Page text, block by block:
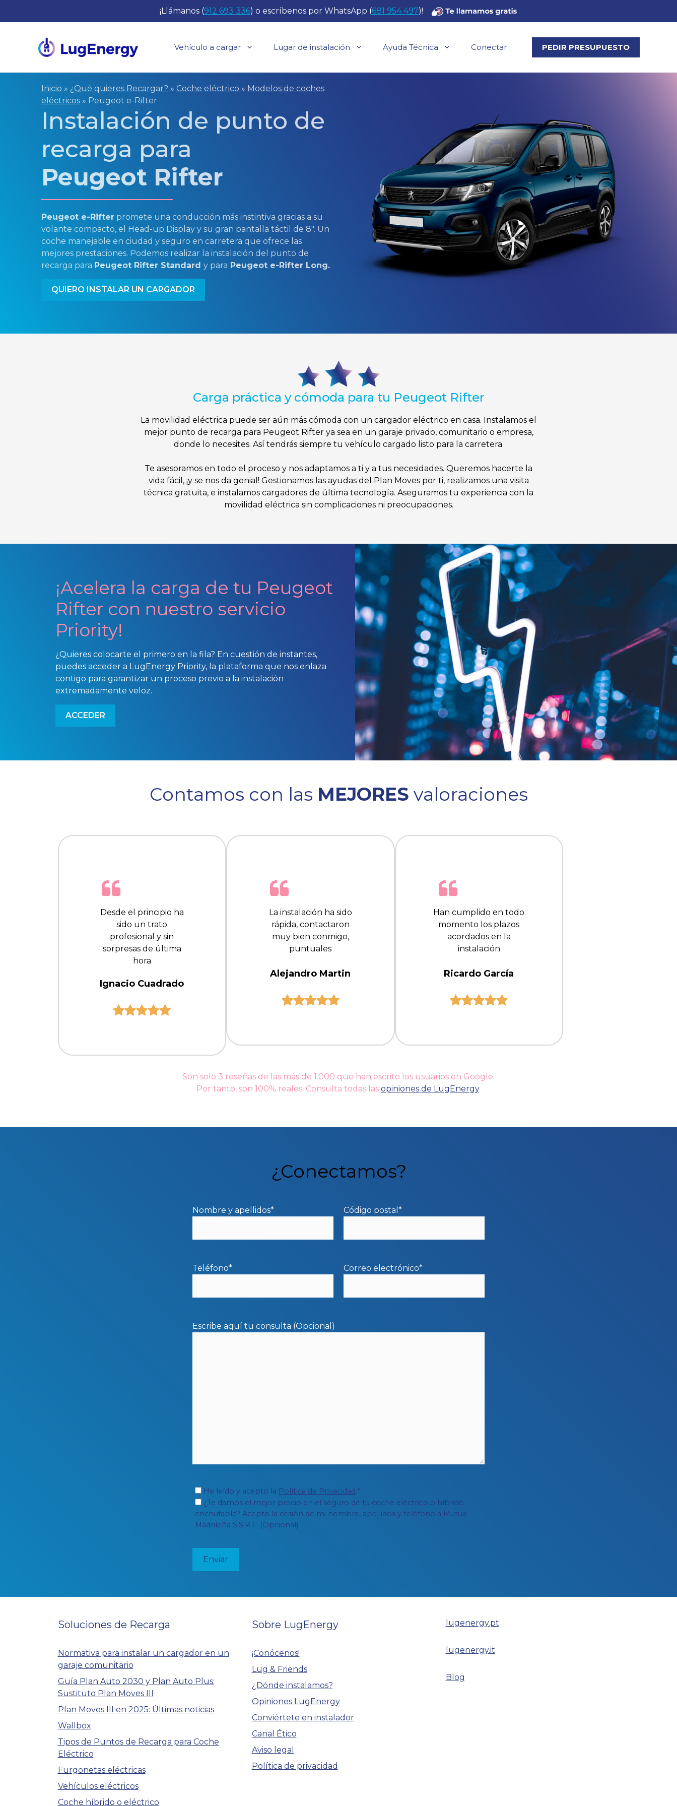
¡Llámanos (912 693 336) o escríbenos por WhatsApp (681 954 497)!
Vehículo a cargar Lugar de instalación Ayuda Técnica Conectar PEDIR PRESUPUESTO
Inicio » ¿Qué quieres Recargar? » Coche eléctrico » Modelos de coches
eléctricos » Peugeot e-Rifter
Instalación de punto de
recarga para
Peugeot Rifter
Peugeot e-Rifter promete una conducción más instintiva gracias a su
volante compacto, el Head-up Display y su gran pantalla táctil de 8″. Un
coche manejable en ciudad y seguro en carretera que ofrece las
mejores prestaciones. Podemos realizar la instalación del punto de
recarga para Peugeot Rifter Standard y para Peugeot e-Rifter Long.
QUIERO INSTALAR UN CARGADOR
Carga práctica y cómoda para tu Peugeot Rifter
La movilidad eléctrica puede ser aún más cómoda con un cargador eléctrico en casa. Instalamos el
mejor punto de recarga para Peugeot Rifter ya sea en un garaje privado, comunitario o empresa,
donde lo necesites. Así tendrás siempre tu vehículo cargado listo para la carretera.
Te asesoramos en todo el proceso y nos adaptamos a ti y a tus necesidades. Queremos hacerte la
vida fácil, ¡y se nos da genial! Gestionamos las ayudas del Plan Moves por ti, realizamos una visita
técnica gratuita, e instalamos cargadores de última tecnología. Aseguramos tu experiencia con la
movilidad eléctrica sin complicaciones ni preocupaciones.
¡Acelera la carga de tu Peugeot
Rifter con nuestro servicio
Priority!
¿Quieres colocarte el primero en la fila? En cuestión de instantes,
puedes acceder a LugEnergy Priority, la plataforma que nos enlaza
contigo para garantizar un proceso previo a la instalación
extremadamente veloz.
ACCEDER
Contamos con las MEJORES valoraciones
Desde el principio ha
sido un trato
profesional y sin
sorpresas de última
hora
Ignacio Cuadrado
La instalación ha sido
rápida, contactaron
muy bien conmigo,
puntuales
Alejandro Martin
Han cumplido en todo
momento los plazos
acordados en la
instalación
Ricardo García
Son solo 3 reseñas de las más de 1.000 que han escrito los usuarios en Google.
Por tanto, son 100% reales. Consulta todas las opiniones de LugEnergy.
¿Conectamos?
Nombre y apellidos* Código postal*
Teléfono* Correo electrónico*
Escribe aquí tu consulta (Opcional)
He leído y acepto la Política de Privacidad.*
¿Te damos el mejor precio en el seguro de tu coche eléctrico o híbrido
enchufable? Acepto la cesión de mi nombre, apellidos y teléfono a Mutua
Madrileña S.S.P.F. (Opcional)
Soluciones de Recarga
Normativa para instalar un cargador en un
garaje comunitario
Guía Plan Auto 2030 y Plan Auto Plus:
Sustituto Plan Moves III
Plan Moves III en 2025: Últimas noticias
Wallbox
Tipos de Puntos de Recarga para Coche
Eléctrico
Furgonetas eléctricas
Vehículos eléctricos
Coche híbrido o eléctrico
Sobre LugEnergy
¡Conócenos!
Lug & Friends
¿Dónde instalamos?
Opiniones LugEnergy
Conviértete en instalador
Canal Ético
Aviso legal
Política de privacidad
lugenergy.pt
lugenergy.it
Blog